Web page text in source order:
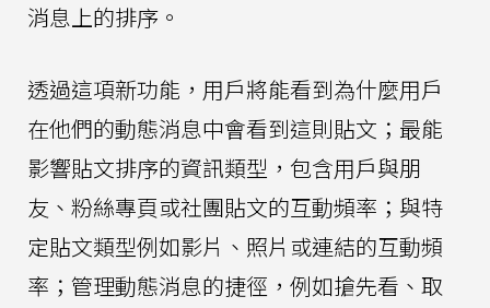
消息上的排序。
透過這項新功能，用戶將能看到為什麼用戶
在他們的動態消息中會看到這則貼文；最能
影響貼文排序的資訊類型，包含用戶與朋
友、粉絲專頁或社團貼文的互動頻率；與特
定貼文類型例如影片、照片或連結的互動頻
率；管理動態消息的捷徑，例如搶先看、取